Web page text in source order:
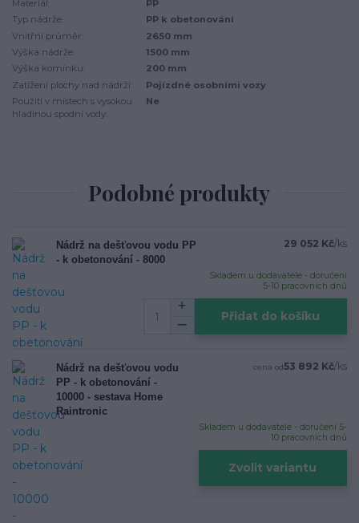
Materiál:
PP
Typ nádrže:
PP k obetonování
Vnitřní průměr:
2650 mm
Výška nádrže:
1500 mm
Výška komínku:
200 mm
Zatížení plochy nad nádrží:
Pojízdné osobními vozy
Použití v místech s vysokou
hladinou spodní vody:
Ne
Podobné produkty
Nádrž na dešťovou vodu PP
- k obetonování - 8000
29 052 Kč/ks
Skladem u dodavatele - doručení
5-10 pracovních dnů
Přidat do košíku
Nádrž na dešťovou vodu
PP - k obetonování -
10000 - sestava Home
Raintronic
cena od53 892 Kč/ks
Skladem u dodavatele - doručení 5-
10 pracovních dnů
Zvolit variantu